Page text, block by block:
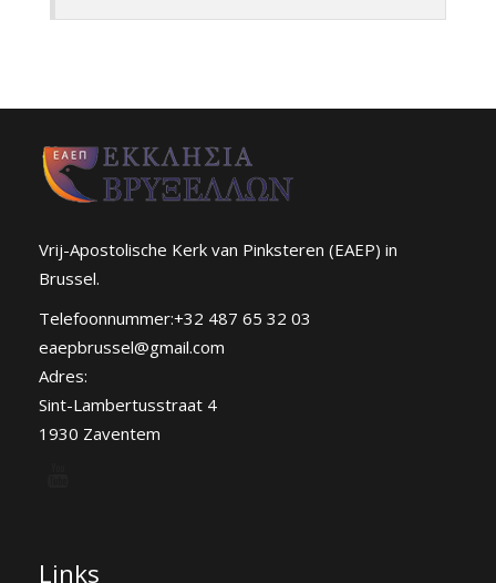
Vrij-Apostolische Kerk van Pinksteren (EAEP) in
Brussel.
Telefoonnummer:+32 487 65 32 03
eaepbrussel@gmail.com
Adres:
Sint-Lambertusstraat 4
1930 Zaventem
Links